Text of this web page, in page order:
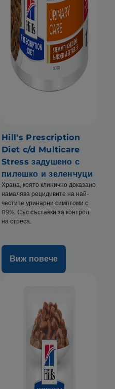
Hill's Prescription
Diet c/d Multicare
Stress задушено с
пилешко и зеленчуци
Храна, която клинично доказано
намалява рецидивите на най-
честите уринарни симптоми с
89%. Със съставки за контрол
на стреса.
Виж повече